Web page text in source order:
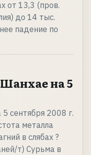
от 13,3 (пров.
до 14 тыс.
падение по
на 5
сентября 2008 г.
металла
в слябах ?
т) Сурьма в